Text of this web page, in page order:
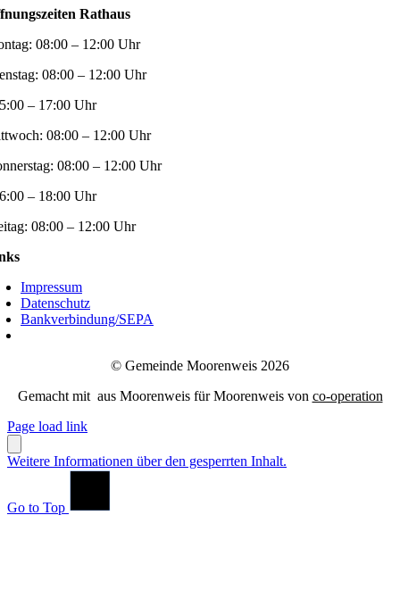
Rathaus
08:00 – 12:00 Uhr
08:00 – 12:00 Uhr
– 17:00 Uhr
08:00 – 12:00 Uhr
08:00 – 12:00 Uhr
– 18:00 Uhr
08:00 – 12:00 Uhr
Impressum
Datenschutz
Bankverbindung/SEPA
© Gemeinde Moorenweis 2026
Gemacht mit aus Moorenweis für Moorenweis von co-operation
Page load link
Weitere Informationen über den gesperrten Inhalt.
Go to Top